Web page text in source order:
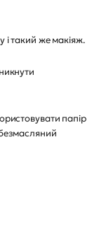
і такий же макіяж.
папір